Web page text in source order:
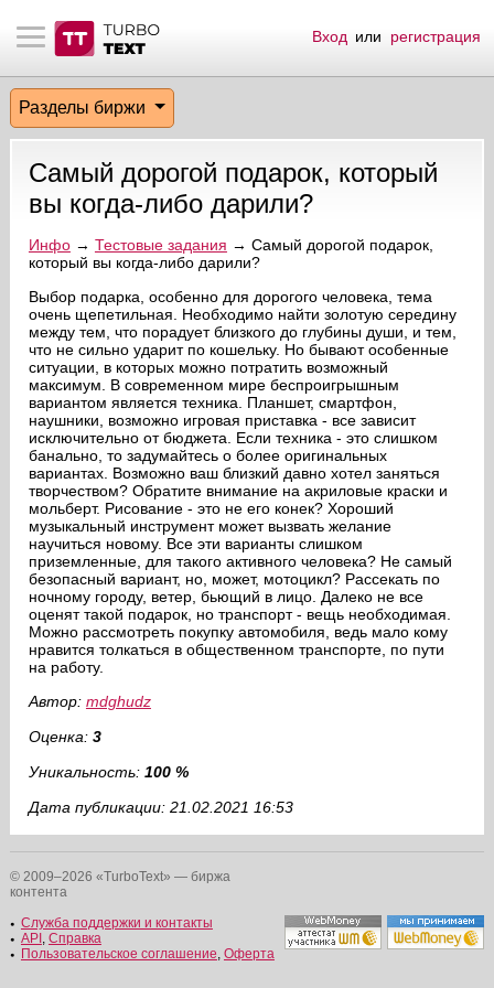
материалы
биржи
пользователи
эфир
на сайте
пользователей
сообщения
по форуму
Вход или регистрация
Разделы биржи
Самый дорогой подарок, который
вы когда-либо дарили?
Инфо→ Тестовые задания → Самый дорогой подарок,
который вы когда-либо дарили?
Выбор подарка, особенно для дорогого человека, тема
очень щепетильная. Необходимо найти золотую середину
между тем, что порадует близкого до глубины души, и тем,
что не сильно ударит по кошельку. Но бывают особенные
ситуации, в которых можно потратить возможный
максимум. В современном мире беспроигрышным
вариантом является техника. Планшет, смартфон,
наушники, возможно игровая приставка - все зависит
исключительно от бюджета. Если техника - это слишком
банально, то задумайтесь о более оригинальных
вариантах. Возможно ваш близкий давно хотел заняться
творчеством? Обратите внимание на акриловые краски и
мольберт. Рисование - это не его конек? Хороший
музыкальный инструмент может вызвать желание
научиться новому. Все эти варианты слишком
приземленные, для такого активного человека? Не самый
безопасный вариант, но, может, мотоцикл? Рассекать по
ночному городу, ветер, бьющий в лицо. Далеко не все
оценят такой подарок, но транспорт - вещь необходимая.
Можно рассмотреть покупку автомобиля, ведь мало кому
нравится толкаться в общественном транспорте, по пути
на работу.
Автор: mdghudz
Оценка: 3
Уникальность: 100 %
Дата публикации: 21.02.2021 16:53
© 2009–2026 «TurboText» — биржа
контента
Служба поддержки и контакты
API , Справка
Пользовательское соглашение, Оферта